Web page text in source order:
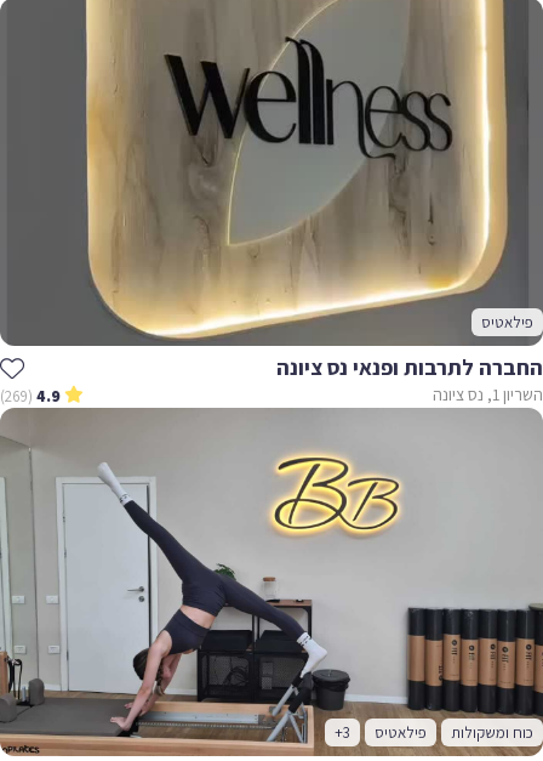
פילאטיס
החברה לתרבות ופנאי נס ציונה
השריון 1, נס ציונה 4.9
(269)
כוח ומשקולות פילאטיס +3